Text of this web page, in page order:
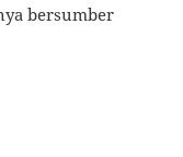
bersumber